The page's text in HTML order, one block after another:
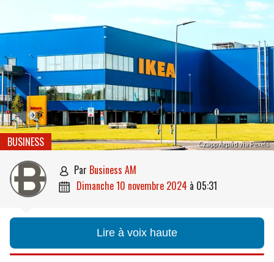
Czapp Árpád via Pexels
BUSINESS
 par Business AM
 dimanche 10 novembre 2024 à 05:31
Lire à voix haute